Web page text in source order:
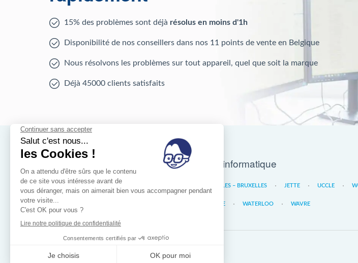
15% des problèmes sont déjà résolus en moins d'1h
Disponibilité de nos conseillers dans nos 11 points de vente en Belgique
Nous résolvons les problèmes sur tout appareil, quel que soit la marque
Déjà 45000 clients satisfaits
Nos magasins d'informatique
IXELLES – BRUXELLES JETTE UCCLE
LIÈGE WATERLOO WAVRE